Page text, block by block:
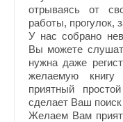
отрываясь от
работы, прогулок,
У нас собрано
Вы можете
нужна даже
желаемую
приятный
сделает Ваш
Желаем Вам